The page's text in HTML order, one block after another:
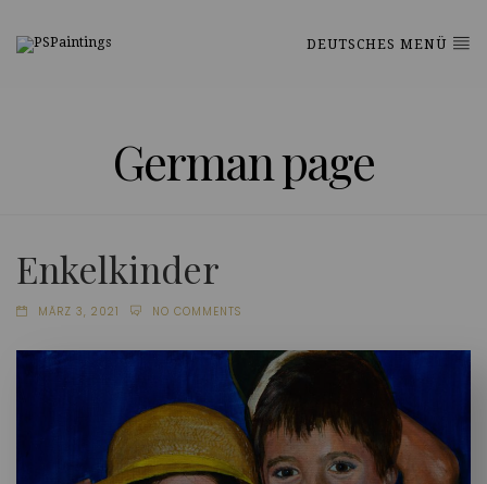
DEUTSCHES MENÜ
German page
Enkelkinder
MÄRZ 3, 2021 NO COMMENTS